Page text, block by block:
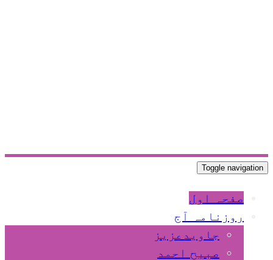
Toggle navigation
صفحہ اول
روزنامہ آج
جاویدعزیز
صبیح احمد